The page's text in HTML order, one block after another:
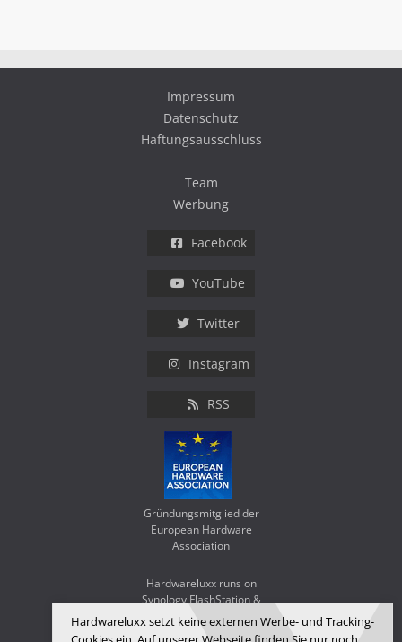
Hardwareluxx setzt keine externen Werbe- und Tracking-
Impressum
Datenschutz
Haftungsausschluss
Team
Werbung
Facebook
YouTube
Twitter
Instagram
RSS
Gründungsmitglied der
European Hardware
Association
Hardwareluxx runs on
Synology FlashStation &
WD Red SA500